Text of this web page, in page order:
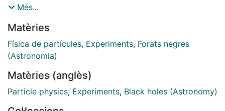
/ 2 ≤ p ≤ n − 1 . This implies, in particular, that static
fields
Més...
Matèries
Física de partícules, Experiments, Forats negres
(Astronomia)
Matèries (anglès)
Particle physics, Experiments, Black holes (Astronomy)